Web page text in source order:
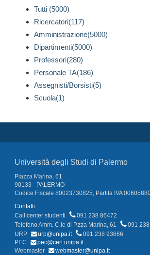
Tutti (5000)
Ricercatori(117)
Amministrazione(5000)
Dipartimenti(5000)
Professori(280)
Personale TA(186)
Assegnisti/Borsisti(5)
Scuola(1)
Università degli Studi di Palermo
Piazza Marina, 61
90133 - PALERMO
Codice Fiscale 80023730825, Partita IVA
Contatti
Call center studenti
091 238 86472
Telefono Amm. C.le di P.zza Marina, 61
091
URP
urp@unipa.it
091 238 93666
PEC
pec@cert.unipa.it
Webmaster
webmaster@unipa.it